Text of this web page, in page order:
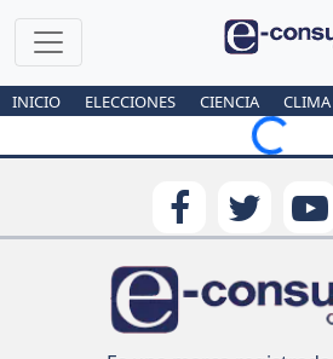
INICIO ELECCIONES CIENCIA CLIMA